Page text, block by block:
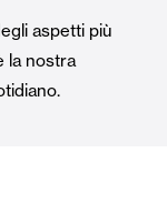
aspetti più
la nostra